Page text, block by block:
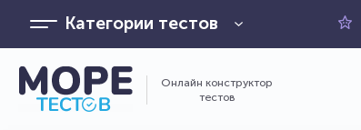
Категории тестов
Онлайн конструктор
тестов